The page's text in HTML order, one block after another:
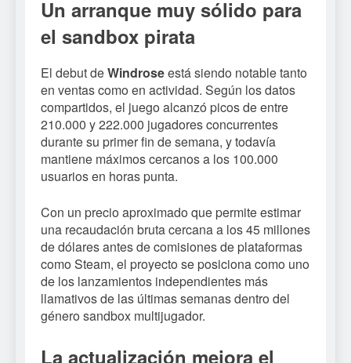
Un arranque muy sólido para
el sandbox pirata
El debut deWindroseestá siendo notable tanto
en ventas como en actividad. Según los datos
compartidos, el juego alcanzó picos de entre
210.000 y 222.000 jugadores concurrentes
durante su primer fin de semana, y todavía
mantiene máximos cercanos a los 100.000
usuarios en horas punta.
Con un precio aproximado que permite estimar
una recaudación bruta cercana a los 45 millones
de dólares antes de comisiones de plataformas
como Steam, el proyecto se posiciona como uno
de los lanzamientos independientes más
llamativos de las últimas semanas dentro del
género sandbox multijugador.
La actualización mejora el